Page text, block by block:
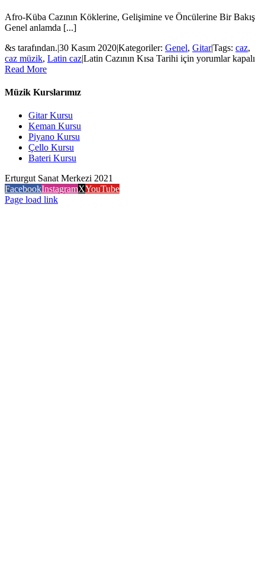
Afro-Küba Cazının Köklerine, Gelişimine ve Öncülerine Bir Bakış
Genel anlamda [...]
&s tarafından.|30 Kasım 2020|Kategoriler: Genel, Gitar|Tags: caz,
caz müzik, Latin caz|Latin Cazının Kısa Tarihi için yorumlar kapalı
Read More
Müzik Kurslarımız
Gitar Kursu
Keman Kursu
Piyano Kursu
Çello Kursu
Bateri Kursu
Erturgut Sanat Merkezi 2021
FacebookInstagramXYouTube
Page load link